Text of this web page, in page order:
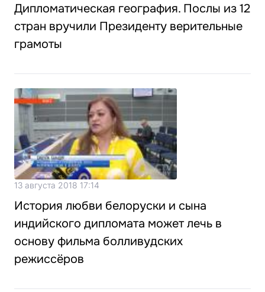
Дипломатическая география. Послы из 12
стран вручили Президенту верительные
грамоты
13 августа 2018 17:14
История любви белоруски и сына
индийского дипломата может лечь в
основу фильма болливудских
режиссёров